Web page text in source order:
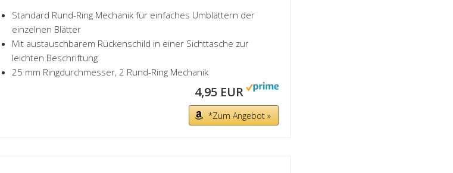
Standard Rund-Ring Mechanik für einfaches Umblättern der
einzelnen Blätter
Mit austauschbarem Rückenschild in einer Sichttasche zur
leichten Beschriftung
25 mm Ringdurchmesser, 2 Rund-Ring Mechanik
4,95 EUR
*Zum Angebot »